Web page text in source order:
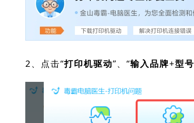
2、点击“打印机驱动”、“输入品牌+型号